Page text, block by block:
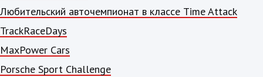
Любительский авточемпионат в классе Time Attack
TrackRaceDays
MaxPower Cars
Porsche Sport Challenge